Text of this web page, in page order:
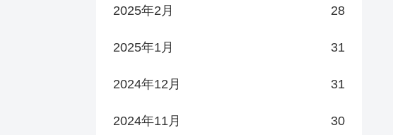
2025年2月 28
2025年1月 31
2024年12月 31
2024年11月 30